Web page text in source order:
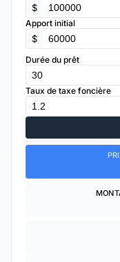
$
Apport initial
$
Durée du prêt
Taux de taxe foncière